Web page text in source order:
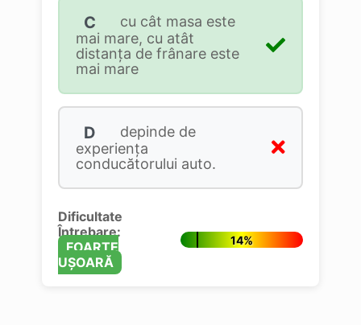
C
cu cât masa este
mai mare, cu atât
distanţa de frânare este
mai mare
D
depinde de
experienţa
conducătorului auto.
Dificultate
Întrebare:
FOARTE
UȘOARĂ
14%